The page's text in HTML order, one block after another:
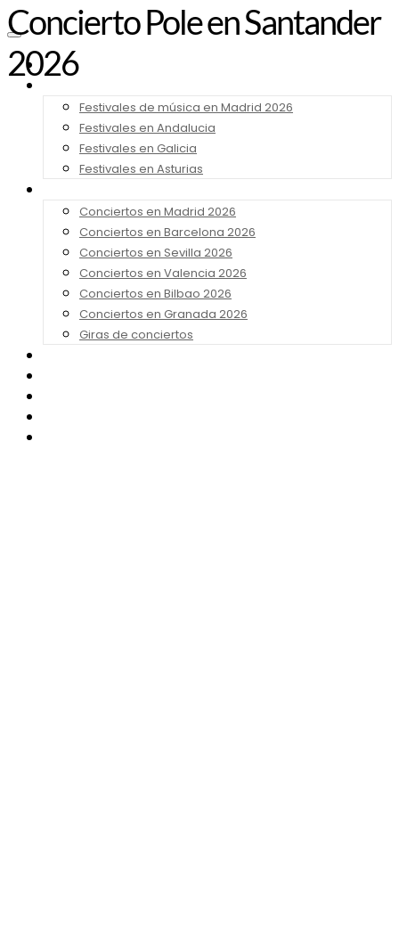
Noticias
Festivales de música en Madrid 2026
Festivales en Andalucia
Festivales en Galicia
Festivales en Asturias
Conciertos en Madrid 2026
Conciertos en Barcelona 2026
Conciertos en Sevilla 2026
Conciertos en Valencia 2026
Conciertos en Bilbao 2026
Conciertos en Granada 2026
Giras de conciertos
Concierto Pole en Santander
2026